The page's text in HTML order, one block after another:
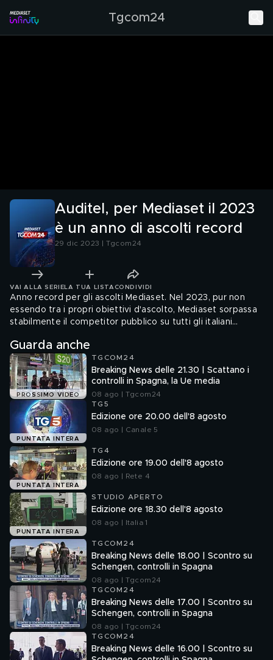
Tgcom24
Auditel, per Mediaset il 2023
è un anno di ascolti record
29 dic 2023 | Tgcom24
VAI ALLA SERIE LA TUA LISTA CONDIVIDI
Anno record per gli ascolti Mediaset. Nel 2023, pur non
essendo tra i propri obiettivi d'ascolto, Mediaset sorpassa
stabilmente il competitor pubblico su tutti gli italiani
Auditel registrando il costante aumento dell'audience delle
reti Mediaset in tutte le principali fasce di palinsesto. Un
risultato storico. Le reti Mediaset, infatti, nelle 24 ore
raggiungono il 37.7% di ascolto medio (Rai 37%).
Guarda anche
PROSSIMO VIDEO
TGCOM24
Breaking News delle 21.30 | Scattano i
controlli in Spagna, la Ue media
08 ago | Tgcom24
PUNTATA INTERA
TG5
Edizione ore 20.00 dell'8 agosto
08 ago | Canale 5
PUNTATA INTERA
TG4
Edizione ore 19.00 dell'8 agosto
08 ago | Rete 4
PUNTATA INTERA
STUDIO APERTO
Edizione ore 18.30 dell'8 agosto
08 ago | Italia 1
TGCOM24
Breaking News delle 18.00 | Scontro su
Schengen, controlli in Spagna
08 ago | Tgcom24
TGCOM24
Breaking News delle 17.00 | Scontro su
Schengen, controlli in Spagna
08 ago | Tgcom24
TGCOM24
Breaking News delle 16.00 | Scontro su